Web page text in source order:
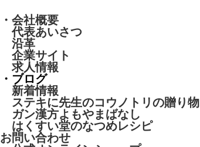
・会社概要
代表あいさつ
沿革
企業サイト
求人情報
・ブログ
新着情報
ステキに先生のコウノトリの贈り物
ガン漢方よもやまばなし
はくすい堂のなつめレシピ
お問い合わせ